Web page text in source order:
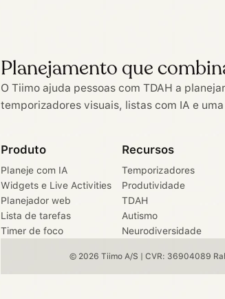
Planejamento que
O Tiimo ajuda pessoas com TDAH a
temporizadores visuais, listas com IA e
Produto
Planeje com IA
Widgets e Live Activities
Planejador web
Lista de tarefas
Timer de foco
Recursos
Temporizadores
Produtividade
TDAH
Autismo
Neurodiversidade
© 2026 Tiimo A/S | CVR: 36904089